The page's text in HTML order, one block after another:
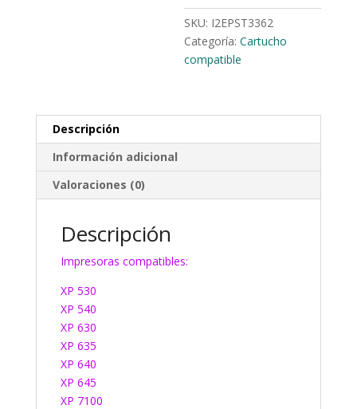
SKU: I2EPST3362
Categoría:Cartucho
compatible
Descripción
Información adicional
Valoraciones (0)
Descripción
Impresoras compatibles:
XP 530
XP 540
XP 630
XP 635
XP 640
XP 645
XP 7100